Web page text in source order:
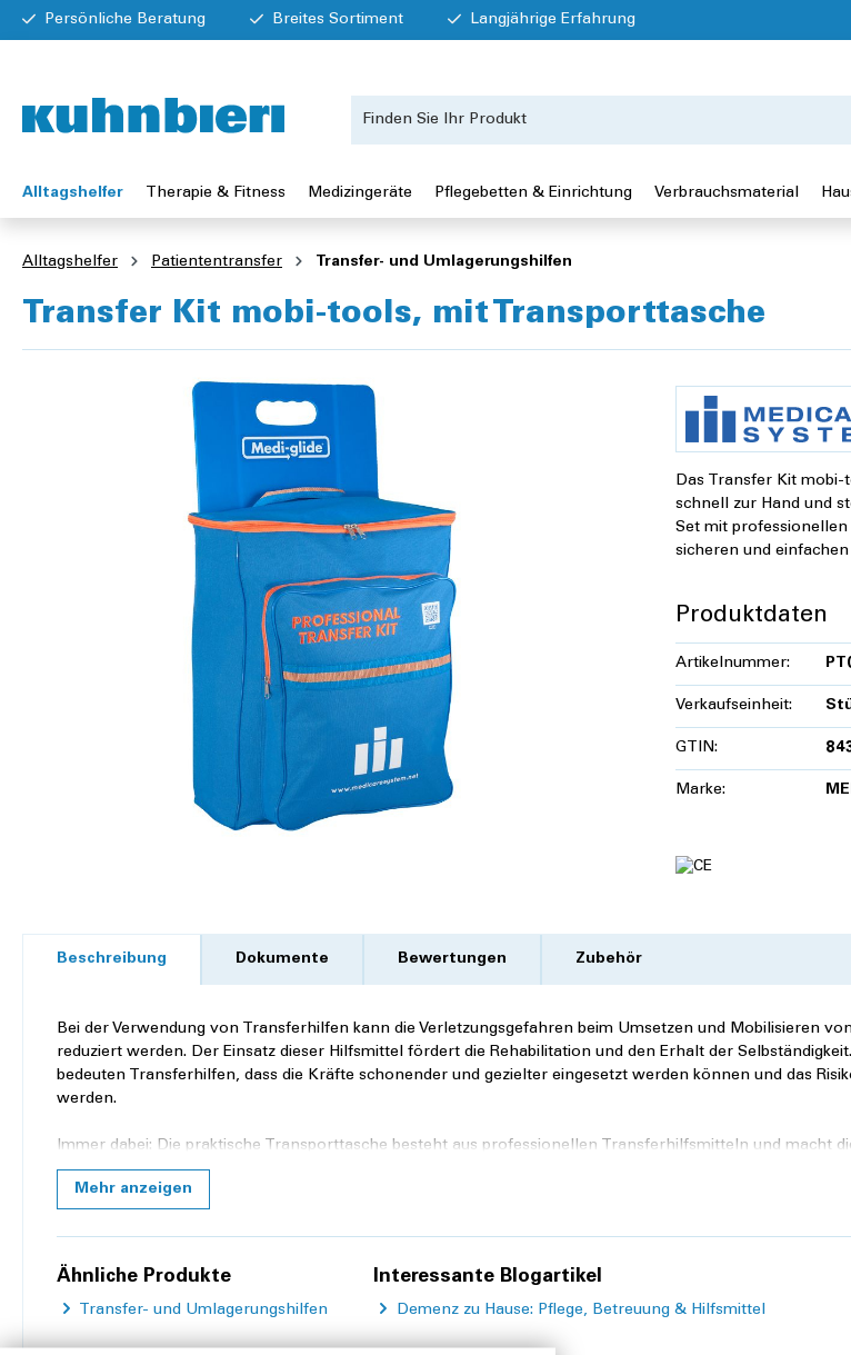
Persönliche Beratung Breites Sortiment Langjährige Erfahrung
Alltagshelfer Therapie & Fitness Medizingeräte Pflegebetten & Einrichtung Verbrauchsmaterial
Alltagshelfer Patiententransfer Transfer- und Umlagerungshilfen
Transfer Kit mobi-tools, mit Transporttasche
Das Transfer Kit
schnell zur Hand und
Set mit
sicheren und
Produktdaten
Artikelnummer:
Verkaufseinheit:
GTIN:
Marke:
Beschreibung Dokumente Bewertungen Zubehör
Bei der Verwendung von Transferhilfen kann die Verletzungsgefahren beim Umsetzen und Mobilisieren
reduziert werden. Der Einsatz dieser Hilfsmittel fördert die Rehabilitation und den Erhalt der
bedeuten Transferhilfen, dass die Kräfte schonender und gezielter eingesetzt werden können und das
werden.
Immer dabei: Die praktische Transporttasche besteht aus professionellen Transferhilfsmitteln und macht
ortsunabhängig.
Transfergürtel M
Transfergürtel L
Transfer Drehscheibe
Mehr anzeigen
Ähnliche Produkte
Transfer- und Umlagerungshilfen
Interessante Blogartikel
Demenz zu Hause: Pflege, Betreuung & Hilfsmittel